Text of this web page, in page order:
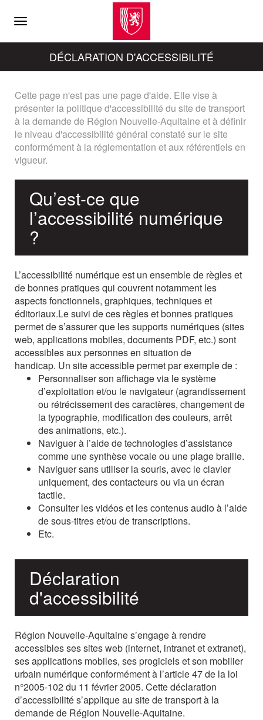
Menu
DÉCLARATION D'ACCESSIBILITÉ
Cette page n'est pas une page d'aide. Elle vise à
présenter la politique d'accessibilité du site de transport
à la demande de Région Nouvelle-Aquitaine et à définir
le niveau d'accessibilité général constaté sur le site
conformément à la réglementation et aux référentiels en
vigueur.
Qu’est-ce que
l’accessibilité numérique
?
L’accessibilité numérique est un ensemble de règles et
de bonnes pratiques qui couvrent notamment les
aspects fonctionnels, graphiques, techniques et
éditoriaux.Le suivi de ces règles et bonnes pratiques
permet de s’assurer que les supports numériques (sites
web, applications mobiles, documents PDF, etc.) sont
accessibles aux personnes en situation de
handicap. Un site accessible permet par exemple de :
Personnaliser son affichage via le système
d’exploitation et/ou le navigateur (agrandissement
ou rétrécissement des caractères, changement de
la typographie, modification des couleurs, arrêt
des animations, etc.).
Naviguer à l’aide de technologies d’assistance
comme une synthèse vocale ou une plage braille.
Naviguer sans utiliser la souris, avec le clavier
uniquement, des contacteurs ou via un écran
tactile.
Consulter les vidéos et les contenus audio à l’aide
de sous-titres et/ou de transcriptions.
Etc.
Déclaration
d'accessibilité
Région Nouvelle-Aquitaine s’engage à rendre
accessibles ses sites web (internet, intranet et extranet),
ses applications mobiles, ses progiciels et son mobilier
urbain numérique conformément à l’article 47 de la loi
n°2005-102 du 11 février 2005. Cette déclaration
d’accessibilité s’applique au site de transport à la
demande de Région Nouvelle-Aquitaine.